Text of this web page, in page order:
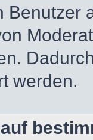
Benutzer
werden.